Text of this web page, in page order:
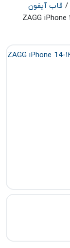
/ قاب آیفون
/ قاب شفاف زگ مناسب برای آیفون 13-۱۴ ZAGG iPhone